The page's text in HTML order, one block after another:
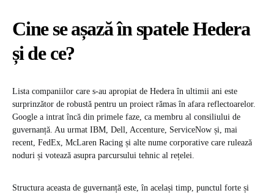
Cine se așază în spatele Hedera
și de ce?
Lista companiilor care s-au apropiat de Hedera în ultimii ani este
surprinzător de robustă pentru un proiect rămas în afara reflectoarelor.
Google a intrat încă din primele faze, ca membru al consiliului de
guvernanță. Au urmat IBM, Dell, Accenture, ServiceNow și, mai
recent, FedEx, McLaren Racing și alte nume corporative care rulează
noduri și votează asupra parcursului tehnic al rețelei.
Structura aceasta de guvernanță este, în același timp, punctul forte și